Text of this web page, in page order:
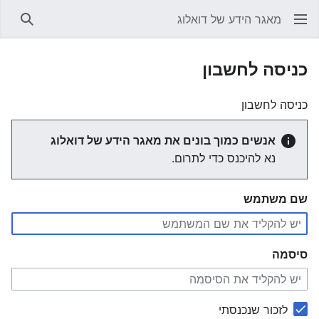
מאגר הידע של דואלוג
כניסה לחשבון
כניסה לחשבון
אנשים כמוך בונים את מאגר הידע של דואלוג
נא להיכנס כדי לתרום.
שם משתמש
סיסמה
לזכור שנכנסתי